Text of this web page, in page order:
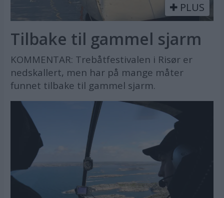
PLUS
Tilbake til gammel sjarm
KOMMENTAR: Trebåtfestivalen i Risør er
nedskallert, men har på mange måter
funnet tilbake til gammel sjarm.